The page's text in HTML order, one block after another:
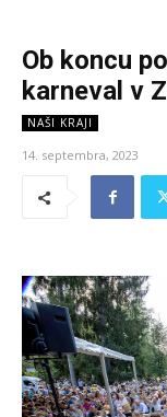
Ob koncu
karneval v
NAŠI KRAJI
14. septembra, 2023